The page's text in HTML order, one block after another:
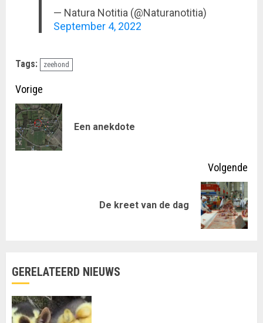
— Natura Notitia (@Naturanotitia)
September 4, 2022
Tags: zeehond
Doorgaan
met
lezen
Vorige
Een anekdote
Volgende
De kreet van de dag
GERELATEERD NIEUWS